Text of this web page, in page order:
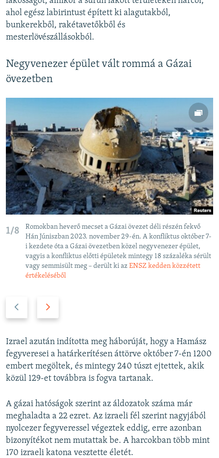
ahol egész labirintust épített ki alagutakból,
bunkerekből, rakétavetőkből és
mesterlövészállásokból.
Negyvenezer épület vált rommá a Gázai
övezetben
1/8
Romokban heverő mecset a Gázai övezet déli részén fekvő
Hán Júniszban 2023. november 29-én. A konfliktus október 7-
i kezdete óta a Gázai övezetben közel negyvenezer épület,
vagyis a konfliktus előtti épületek mintegy 18 százaléka sérült
vagy semmisült meg – derült ki az ENSZ kedden közzétett
értékeléséből
v
i
o
u
s
l
i
d
e
t
s
l
i
e
Izrael azután indította meg háborúját, hogy a Hamász
fegyveresei a határkerítésen áttörve október 7-én 1200
embert megöltek, és mintegy 240 túszt ejtettek, akik
közül 129-et továbbra is fogva tartanak.
A gázai hatóságok szerint az áldozatok száma már
meghaladta a 22 ezret. Az izraeli fél szerint nagyjából
nyolcezer fegyveressel végeztek eddig, erre azonban
bizonyítékot nem mutattak be. A harcokban több mint
170 izraeli katona vesztette életét.